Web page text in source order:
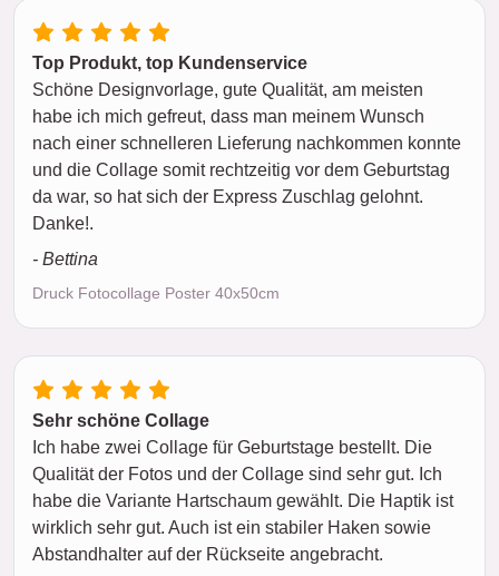
Top Produkt, top Kundenservice
Schöne Designvorlage, gute Qualität, am meisten
habe ich mich gefreut, dass man meinem Wunsch
nach einer schnelleren Lieferung nachkommen konnte
und die Collage somit rechtzeitig vor dem Geburtstag
da war, so hat sich der Express Zuschlag gelohnt.
Danke!.
- Bettina
Druck Fotocollage Poster 40x50cm
Sehr schöne Collage
Ich habe zwei Collage für Geburtstage bestellt. Die
Qualität der Fotos und der Collage sind sehr gut. Ich
habe die Variante Hartschaum gewählt. Die Haptik ist
wirklich sehr gut. Auch ist ein stabiler Haken sowie
Abstandhalter auf der Rückseite angebracht.